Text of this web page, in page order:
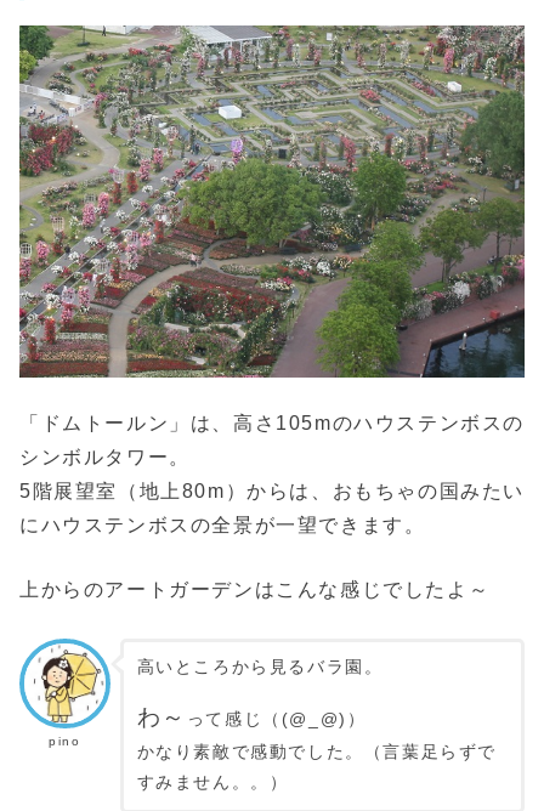
「ドムトールン」は、高さ105mのハウステンボスの
シンボルタワー。
5階展望室（地上80m）からは、おもちゃの国みたい
にハウステンボスの全景が一望できます。
上からのアートガーデンはこんな感じでしたよ～
pino
高いところから見るバラ園。
わ～ って感じ（(@_@)）
かなり素敵で感動でした。（言葉足らずで
すみません。。）